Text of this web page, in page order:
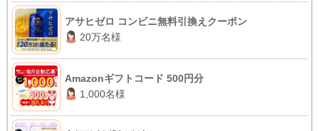
アサヒゼロ コンビニ無料引換えクーポン
20万名様
Amazonギフトコード 500円分
1,000名様